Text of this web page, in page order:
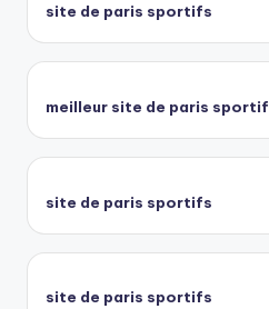
site de paris sportifs
meilleur site de paris sportif
site de paris sportifs
site de paris sportifs